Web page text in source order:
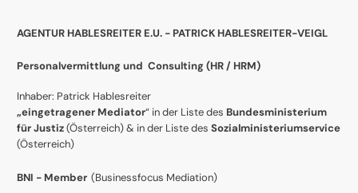
AGENTUR HABLESREITER E.U. - PATRICK HABLESREITER-VEIGL
Personalvermittlung und Consulting (HR / HRM)
Inhaber: Patrick Hablesreiter
„eingetragener Mediator“ in der Liste des Bundesministerium
für Justiz(Österreich) & in der Liste des Sozialministeriumservice
(Österreich)
BNI - Member (Businessfocus Mediation)